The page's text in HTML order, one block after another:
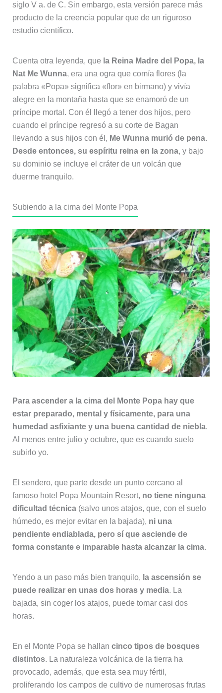
siglo V a. de C. Sin embargo, esta versión parece más
producto de la creencia popular que de un riguroso
estudio científico.
Cuenta otra leyenda, que la Reina Madre del Popa, la
Nat Me Wunna, era una ogra que comía flores (la
palabra «Popa» significa «flor» en birmano) y vivía
alegre en la montaña hasta que se enamoró de un
príncipe mortal. Con él llegó a tener dos hijos, pero
cuando el príncipe regresó a su corte de Bagan
llevando a sus hijos con él, Me Wunna murió de pena.
Desde entonces, su espíritu reina en la zona, y bajo
su dominio se incluye el cráter de un volcán que
duerme tranquilo.
Subiendo a la cima del Monte Popa
Para ascender a la cima del Monte Popa hay que
estar preparado, mental y físicamente, para una
humedad asfixiante y una buena cantidad de niebla.
Al menos entre julio y octubre, que es cuando suelo
subirlo yo.
El sendero, que parte desde un punto cercano al
famoso hotel Popa Mountain Resort, no tiene ninguna
dificultad técnica(salvo unos atajos, que, con el suelo
húmedo, es mejor evitar en la bajada), ni una
pendiente endiablada, pero sí que asciende de
forma constante e imparable hasta alcanzar la cima.
Yendo a un paso más bien tranquilo, la ascensión se
puede realizar en unas dos horas y media. La
bajada, sin coger los atajos, puede tomar casi dos
horas.
En el Monte Popa se hallan cinco tipos de bosques
distintos. La naturaleza volcánica de la tierra ha
provocado, además, que esta sea muy fértil,
proliferando los campos de cultivo de numerosas frutas